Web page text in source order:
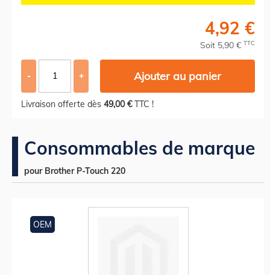
4,92 €
Soit 5,90 € TTC
- + Ajouter au panier
Livraison offerte dès 49,00 €TTC !
Consommables de marque
pour Brother P-Touch 220
OEM